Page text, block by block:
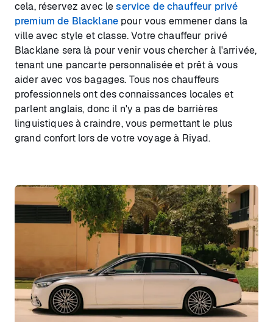
cela, réservez avec leservice de chauffeur privé
premium de Blacklane pour vous emmener dans la
ville avec style et classe. Votre chauffeur privé
Blacklane sera là pour venir vous chercher à l'arrivée,
tenant une pancarte personnalisée et prêt à vous
aider avec vos bagages. Tous nos chauffeurs
professionnels ont des connaissances locales et
parlent anglais, donc il n'y a pas de barrières
linguistiques à craindre, vous permettant le plus
grand confort lors de votre voyage à Riyad.